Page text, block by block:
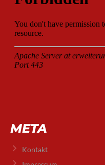
META
Kontakt